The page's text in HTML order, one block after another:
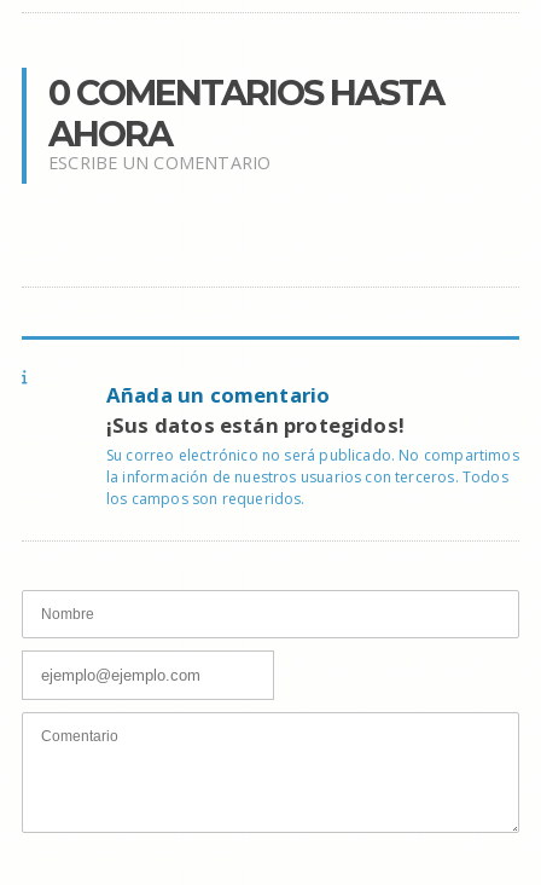
0 COMENTARIOS HASTA
AHORA
ESCRIBE UN COMENTARIO
Añada un comentario
¡Sus datos están protegidos!
Su correo electrónico no será publicado. No compartimos
la información de nuestros usuarios con terceros. Todos
los campos son requeridos.